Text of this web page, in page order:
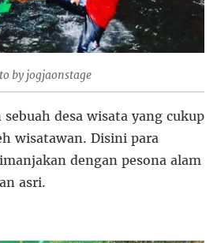
by jogjaonstage
desa wisata yang cukup
wisatawan. Disini para
dengan pesona alam
asri.